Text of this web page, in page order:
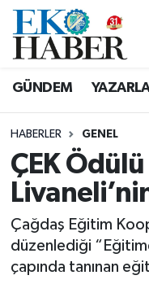
GÜNDEM
HABERLER GENEL
ÇEK
Çağdaş Eğitim
düzenlediği
çapında tanınan
Hava Durumu
Süper Lig Puan
Tüm Manşetler
Son Dakika
Haber Arşivi